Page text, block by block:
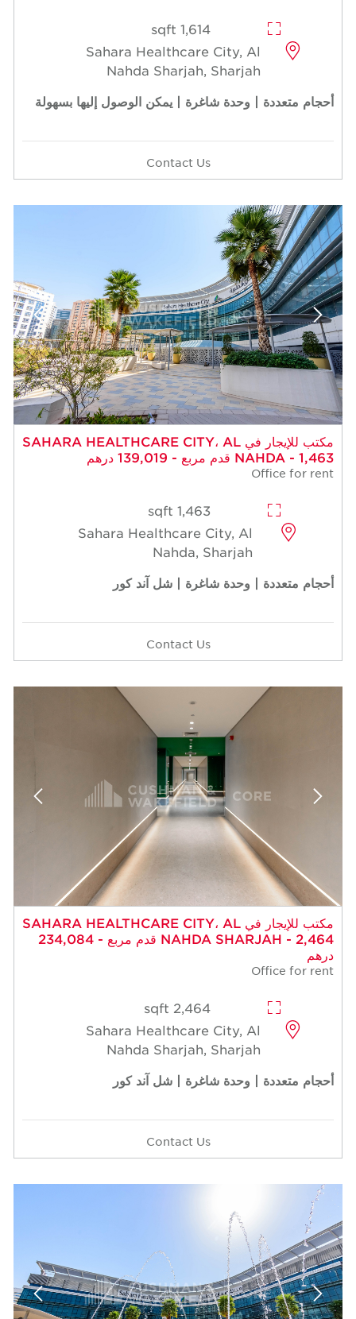
1,614 sqft
Sahara Healthcare City, Al
Nahda Sharjah, Sharjah
أحجام متعددة | وحدة شاغرة | يمكن الوصول إليها بسهولة
Contact Us
مكتب للإيجار في SAHARA HEALTHCARE CITY، AL
NAHDA - 1,463 قدم مربع - 139,019 درهم
Office for rent
1,463 sqft
Sahara Healthcare City, Al
Nahda, Sharjah
أحجام متعددة | وحدة شاغرة | شل آند كور
Contact Us
مكتب للإيجار في SAHARA HEALTHCARE CITY، AL
NAHDA SHARJAH - 2,464 قدم مربع - 234,084
درهم
Office for rent
2,464 sqft
Sahara Healthcare City, Al
Nahda Sharjah, Sharjah
أحجام متعددة | وحدة شاغرة | شل آند كور
Contact Us